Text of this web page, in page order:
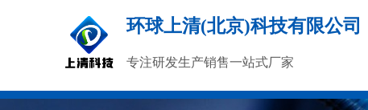
环球上清(北京)科技有限公司
专注研发生产销售一站式厂家